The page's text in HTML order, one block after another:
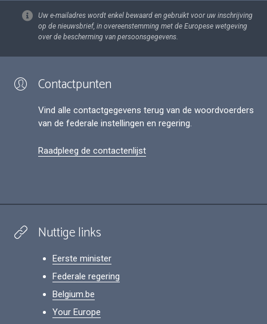
Uw e-mailadres wordt enkel bewaard en gebruikt voor uw inschrijving
op de nieuwsbrief, in overeenstemming met de Europese wetgeving
over de bescherming van persoonsgegevens.
Contactpunten
Vind alle contactgegevens terug van de woordvoerders
van de federale instellingen en regering.
Raadpleeg de contactenlijst
Nuttige links
Eerste minister
Federale regering
Belgium.be
Your Europe